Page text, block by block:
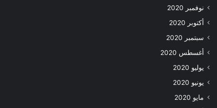
نوفمبر 2020
أكتوبر 2020
سبتمبر 2020
أغسطس 2020
يوليو 2020
يونيو 2020
مايو 2020